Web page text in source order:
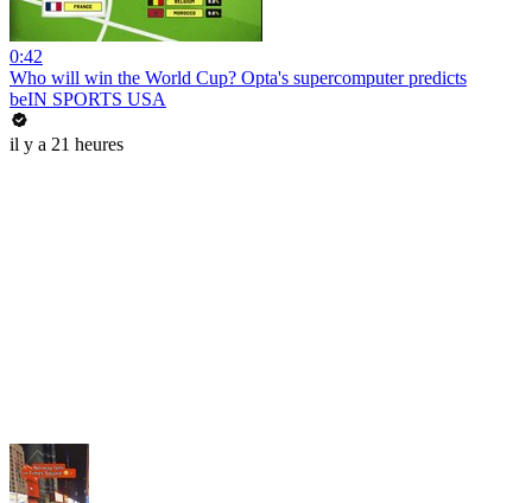
0:42
Who will win the World Cup? Opta's supercomputer predicts
beIN SPORTS USA
il y a 21 heures